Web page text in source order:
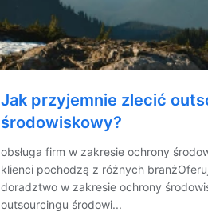
Jak przyjemnie zlecić
środowiskowy?
obsługa firm w zakresie ochrony
klienci pochodzą z różnych
doradztwo w zakresie ochrony
outsourcingu środowi...